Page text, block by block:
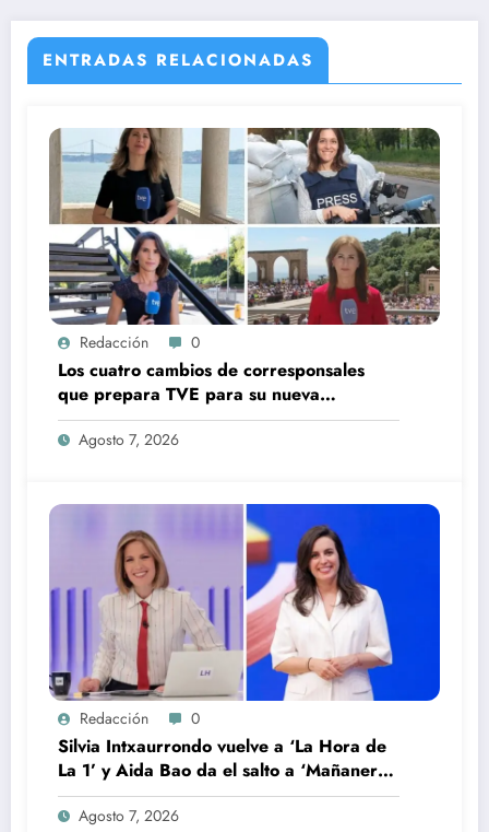
ENTRADAS RELACIONADAS
Redacción 0
Los cuatro cambios de corresponsales
que prepara TVE para su nueva
temporada
Agosto 7, 2026
Redacción 0
Silvia Intxaurrondo vuelve a ‘La Hora de
La 1’ y Aida Bao da el salto a ‘Mañaneros
360’
Agosto 7, 2026